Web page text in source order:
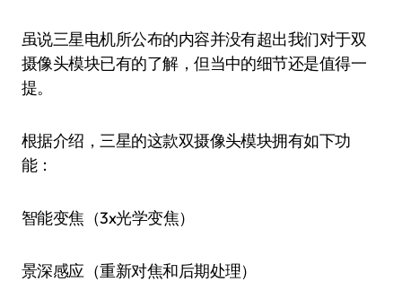
虽说三星电机所公布的内容并没有超出我们对于双
摄像头模块已有的了解，但当中的细节还是值得一
提。
根据介绍，三星的这款双摄像头模块拥有如下功
能：
智能变焦（3x光学变焦）
景深感应（重新对焦和后期处理）